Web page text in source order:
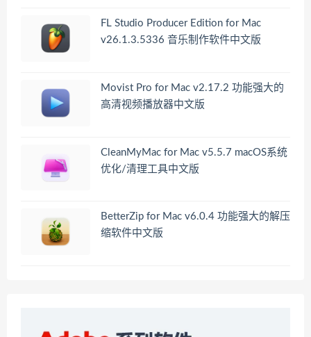
FL Studio Producer Edition for Mac
v26.1.3.5336 音乐制作软件中文版
Movist Pro for Mac v2.17.2 功能强大的
高清视频播放器中文版
CleanMyMac for Mac v5.5.7 macOS系统
优化/清理工具中文版
BetterZip for Mac v6.0.4 功能强大的解压
缩软件中文版